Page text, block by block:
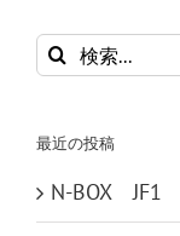
検
索
最近の投稿
N-BOX JF1